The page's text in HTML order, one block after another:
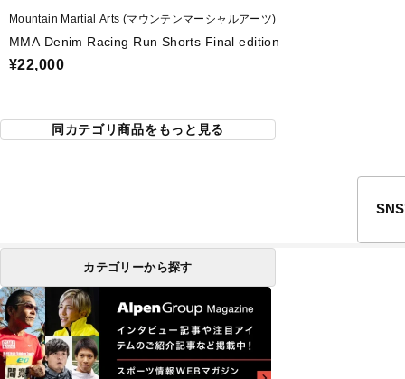
Mountain Martial Arts (マウンテンマーシャルアーツ)
MMA Denim Racing Run Shorts Final edition
¥22,000
同カテゴリ商品をもっと見る
カテゴリーから探す